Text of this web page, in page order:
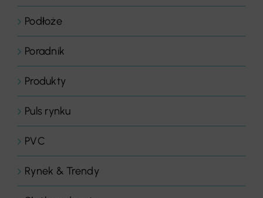
Podłoże
Poradnik
Produkty
Puls rynku
PVC
Rynek & Trendy